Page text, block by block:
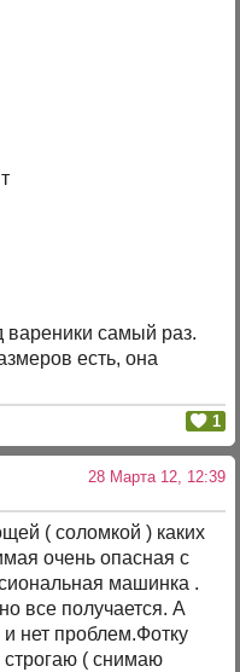
вареники самый раз.
есть, она
1
28 Марта 12, 12:39
( соломкой ) каких
очень опасная с
машинка .
все получается. А
и нет проблем.Фотку
строгаю ( снимаю